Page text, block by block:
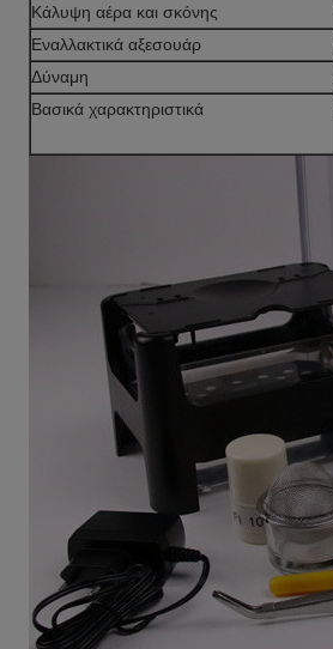
Κάλυψη αέρα και σκόνης
Εναλλακτικά αξεσουάρ
Δύναμη
Βασικά χαρακτηριστικά